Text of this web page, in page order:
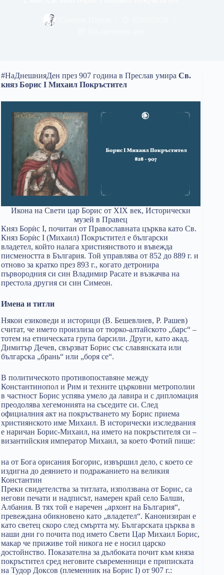
#НаДнешнияДен през 907 година в Преслав умира Св.
княз Борис I Михаил Покръстител
Икона на Свети цар Борис от XIX век, Исторически
музей в Правец
Княз Борѝс I, почитан от Православната църква като Св.
Княз Борѝс I (Михаил) Покръстител е български
владетел, който налага християнството и въвежда
писмеността в България. Той управлява от 852 до 889 г. и
отново за кратко през 893 г., когато детронира
първородния си син Владимир Расате и възкачва на
престола другия си син Симеон.
Имена и титли
Някои езиковеди и историци (В. Бешевлиев, Р. Рашев)
считат, че името произлиза от тюрко-алтайското „барс“ –
тотем на етническата група барсили. Други, като акад.
Димитър Дечев, свързват Борис със славянската или
българска „брань“ или „боря се“.
В политическото противопоставяне между
Константинопол и Рим и техните църковни метрополии
в частност Борис успява умело да лавира и с дипломация
преодолява хегемонията на съседите си. След
официалния акт на покръстването му Борис приема
християнското име Михаил. В исторически изследвания
е наричан Борис-Михаил, на името на покръстителя си –
византийския император Михаил, за което Фотий пише:
на от Бога орисания Богорис, извършил дело, с което се
издигна до деянието и подражанието на великия
Константин
Преки свидетелства за титлата, използвана от Борис, са
негови печати и надписът, намерен край село Балши,
Албания. В тях той е наречен „архонт на България“,
превеждана обикновено като „владетел“. Канонизиран е
като светец скоро след смъртта му. Българската църква в
наши дни го почита под името Свети Цар Михаил Борис,
макар че приживе той никога не е носил царско
достойнство. Показателна за дълбоката почит към княза
покръстител сред неговите съвременници е приписката
на Тудор Доксов (племенник на Борис I) от 907 г.: